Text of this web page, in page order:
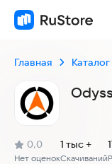
Главная Каталог
Рейтинг:
0,0
(
Нет оценок
)
Скачиваний
1 тыс +